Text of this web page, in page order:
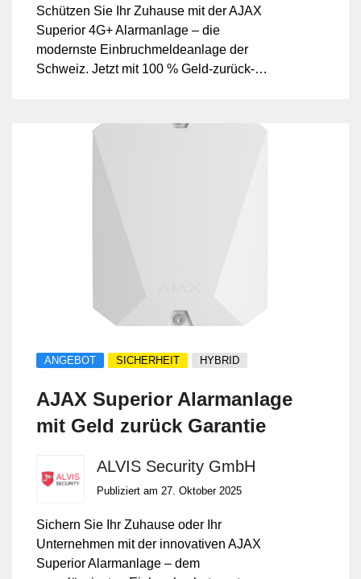
Schützen Sie Ihr Zuhause mit der AJAX
Superior 4G+ Alarmanlage – die
modernste Einbruchmeldeanlage der
Schweiz. Jetzt mit 100 % Geld-zurück-
ANGEBOT SICHERHEIT HYBRID
AJAX Superior Alarmanlage
mit Geld zurück Garantie
ALVIS Security GmbH
Publiziert am 27. Oktober 2025
Sichern Sie Ihr Zuhause oder Ihr
Unternehmen mit der innovativen AJAX
Superior Alarmanlage – dem